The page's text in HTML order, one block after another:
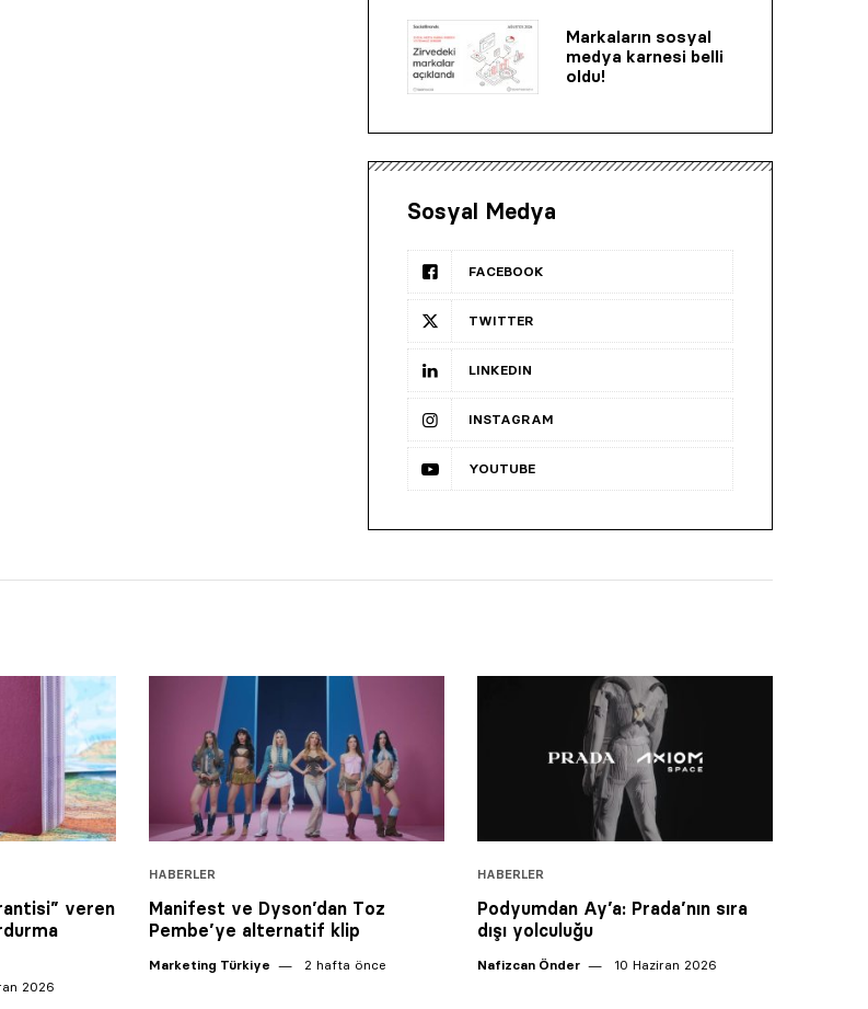
Markaların sosyal
medya karnesi belli
oldu!
Sosyal Medya
FACEBOOK
TWITTER
LINKEDIN
INSTAGRAM
YOUTUBE
veren
2026
HABERLER
Manifest ve Dyson’dan Toz
Pembe’ye alternatif klip
Marketing Türkiye 2 hafta önce
HABERLER
Podyumdan Ay’a: Prada’nın sıra
dışı yolculuğu
Nafizcan Önder 10 Haziran 2026